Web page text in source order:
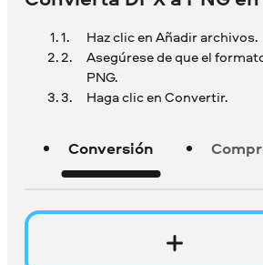
Haz clic en Añadir archivos.
Asegúrese de que el
PNG.
Haga clic en Convertir.
Conversión